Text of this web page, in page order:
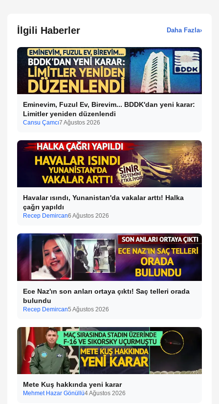
İlgili Haberler Daha Fazla›
Eminevim, Fuzul Ev, Birevim... BDDK'dan yeni karar:
Limitler yeniden düzenlendi
Cansu Çamcı7 Ağustos 2026
Havalar ısındı, Yunanistan'da vakalar arttı! Halka
çağrı yapıldı
Recep Demircan6 Ağustos 2026
Ece Naz'ın son anları ortaya çıktı! Saç telleri orada
bulundu
Recep Demircan5 Ağustos 2026
Mete Kuş hakkında yeni karar
Mehmet Hazar Gönüllü4 Ağustos 2026